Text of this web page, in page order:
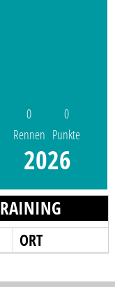
0
Rennen
0
Punkte
2026
ORT